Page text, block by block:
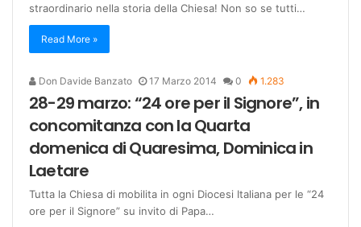
straordinario nella storia della Chiesa! Non so se tutti…
Read More »
Don Davide Banzato 17 Marzo 2014 0 1.283
28-29 marzo: “24 ore per il Signore”, in
concomitanza con la Quarta
domenica di Quaresima, Dominica in
Laetare
Tutta la Chiesa di mobilita in ogni Diocesi Italiana per le “24
ore per il Signore” su invito di Papa…